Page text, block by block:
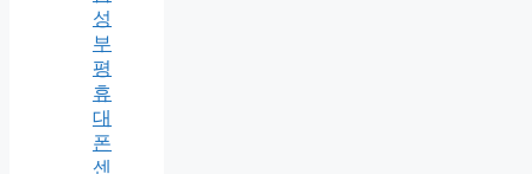
성
부
평
휴
대
폰
센